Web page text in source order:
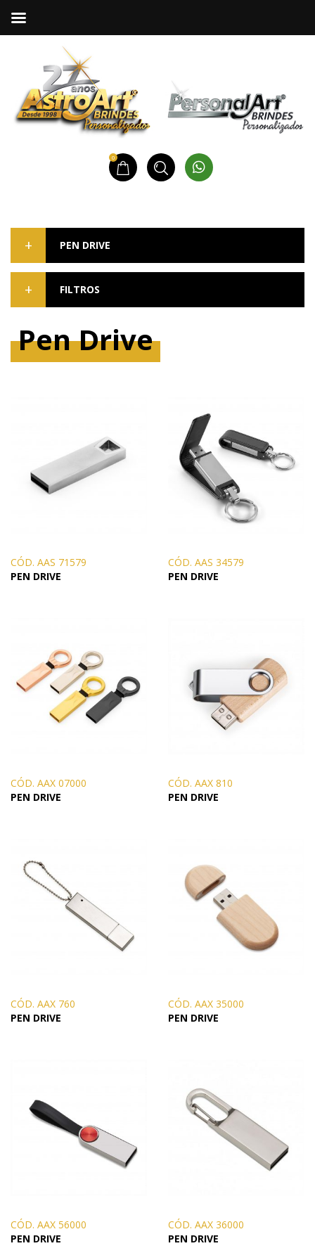
0
PEN DRIVE
FILTROS
Pen Drive
CÓD. AAS 71579
PEN DRIVE
CÓD. AAS 34579
PEN DRIVE
CÓD. AAX 07000
PEN DRIVE
CÓD. AAX 810
PEN DRIVE
CÓD. AAX 760
PEN DRIVE
CÓD. AAX 35000
PEN DRIVE
CÓD. AAX 56000
PEN DRIVE
CÓD. AAX 36000
PEN DRIVE